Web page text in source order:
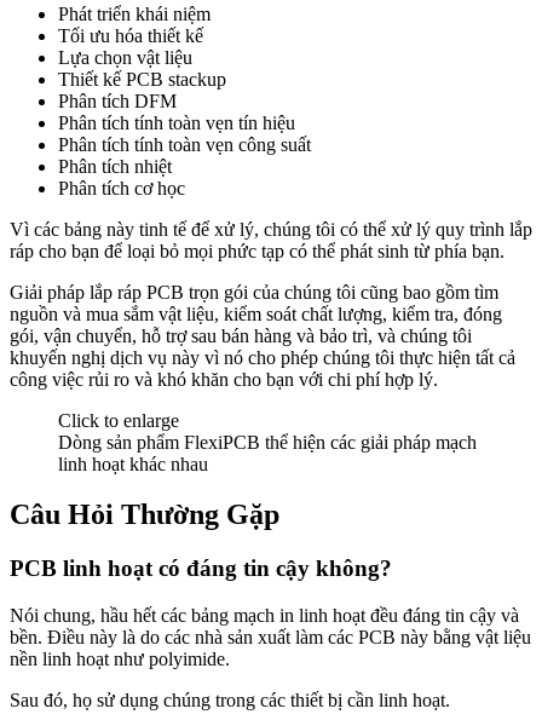
Phát triển khái niệm
Tối ưu hóa thiết kế
Lựa chọn vật liệu
Thiết kế PCB stackup
Phân tích DFM
Phân tích tính toàn vẹn tín hiệu
Phân tích tính toàn vẹn công suất
Phân tích nhiệt
Phân tích cơ học
Vì các bảng này tinh tế để xử lý, chúng tôi có thể xử lý quy trình lắp
ráp cho bạn để loại bỏ mọi phức tạp có thể phát sinh từ phía bạn.
Giải pháp lắp ráp PCB trọn gói của chúng tôi cũng bao gồm tìm
nguồn và mua sắm vật liệu, kiểm soát chất lượng, kiểm tra, đóng
gói, vận chuyển, hỗ trợ sau bán hàng và bảo trì, và chúng tôi
khuyến nghị dịch vụ này vì nó cho phép chúng tôi thực hiện tất cả
công việc rủi ro và khó khăn cho bạn với chi phí hợp lý.
Click to enlarge
Dòng sản phẩm FlexiPCB thể hiện các giải pháp mạch
linh hoạt khác nhau
Câu Hỏi Thường Gặp
PCB linh hoạt có đáng tin cậy không?
Nói chung, hầu hết các bảng mạch in linh hoạt đều đáng tin cậy và
bền. Điều này là do các nhà sản xuất làm các PCB này bằng vật liệu
nền linh hoạt như polyimide.
Sau đó, họ sử dụng chúng trong các thiết bị cần linh hoạt.